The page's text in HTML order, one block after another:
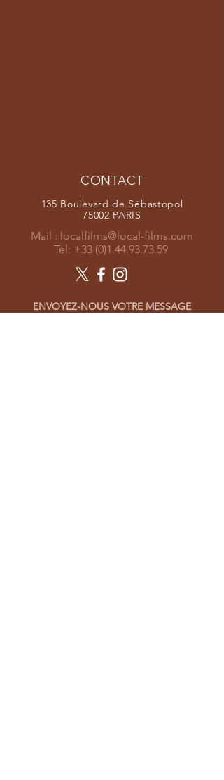
CONTACT
135 Boulevard de Sébastopol
75002 PARIS
Mail : localfilms@local-films.com
Tel: +33 (0)1.44.93.73.59
ENVOYEZ-NOUS VOTRE MESSAGE